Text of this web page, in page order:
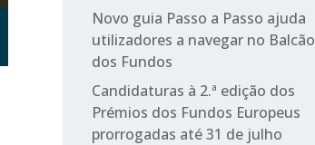
Novo guia Passo a Passo ajuda
utilizadores a navegar no Balcão
dos Fundos
Candidaturas à 2.ª edição dos
Prémios dos Fundos Europeus
prorrogadas até 31 de julho